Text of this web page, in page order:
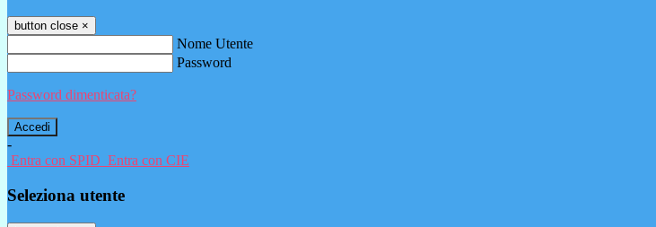
button close ×
Nome Utente
Password
Password dimenticata?
-
Entra con SPID Entra con CIE
Seleziona utente